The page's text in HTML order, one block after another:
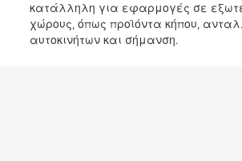
κατάλληλη για εφαρμογές σε
χώρους, όπως προϊόντα κήπου,
αυτοκινήτων και σήμανση.